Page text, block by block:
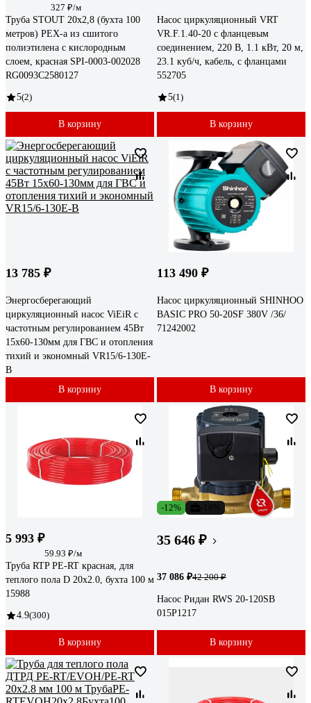
327 ₽/м
Труба STOUT 20х2,8 (бухта 100
метров) PEX-a из сшитого
полиэтилена с кислородным
слоем, красная SPI-0003-002028
RG0093C2580127
5(2)
В корзину
Насос циркуляционный VRT
VR.F.1.40-20 с фланцевым
соединением, 220 В, 1.1 кВт, 20 м,
23.1 куб/ч, кабель, с фланцами
552705
5(1)
В корзину
13 785 ₽
Энергосберегающий
циркуляционный насос ViEiR с
частотным регулированием 45Вт
15х60-130мм для ГВС и отопления
тихий и экономный VR15/6-130E-
B
В корзину
113 490 ₽
Насос циркуляционный SHINHOO
BASIC PRO 50-20SF 380V /36/
71242002
В корзину
5 993 ₽
59.93 ₽/м
Труба RTP PE-RT красная, для
теплого пола D 20х2.0, бухта 100 м
15988
4.9(300)
В корзину
-12%
35 646 ₽
37 086 ₽42 200 ₽
Насос Ридан RWS 20-120SB
015P1217
В корзину